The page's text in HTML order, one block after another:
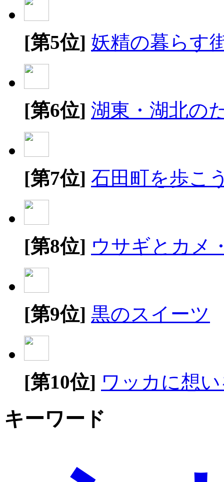
[第5位] 妖精の暮らす
[第6位] 湖東・湖北の
[第7位] 石田町を歩こ
[第8位] ウサギとカメ
[第9位] 黒のスイーツ
[第10位] ワッカに想
キーワード